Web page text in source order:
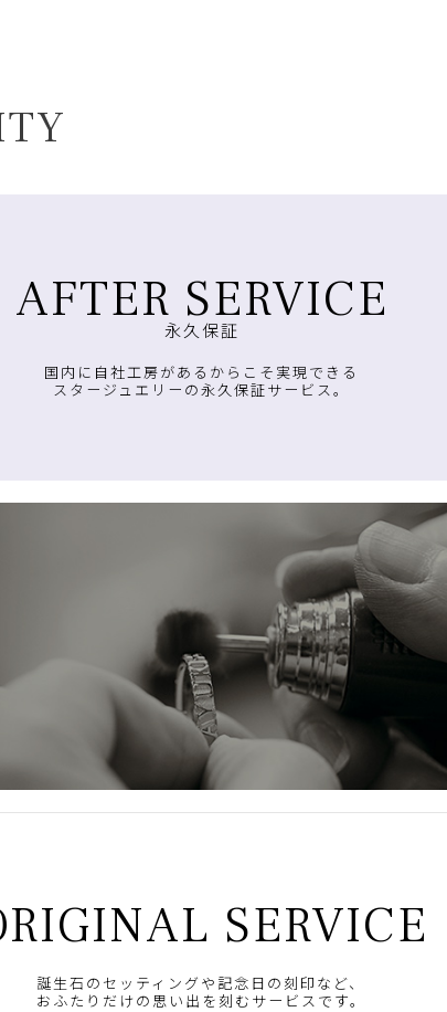
AFTER SERVICE
永久保証
国内に自社工房があるからこそ実現できる
スタージュエリーの永久保証サービス。
SERVICE
誕生石のセッティングや記念日の刻印など、
おふたりだけの思い出を刻むサービスです。